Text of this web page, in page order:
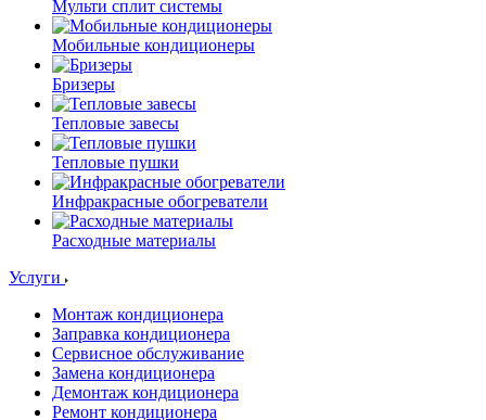
Мульти сплит системы
Мобильные кондиционеры
Бризеры
Тепловые завесы
Тепловые пушки
Инфракрасные обогреватели
Расходные материалы
Услуги
Монтаж кондиционера
Заправка кондиционера
Сервисное обслуживание
Замена кондиционера
Демонтаж кондиционера
Ремонт кондиционера